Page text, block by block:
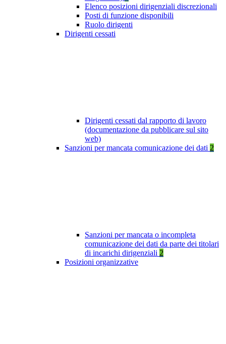
Elenco posizioni dirigenziali discrezionali
Posti di funzione disponibili
Ruolo dirigenti
Dirigenti cessati
Dirigenti cessati dal rapporto di lavoro
(documentazione da pubblicare sul sito
web)
Sanzioni per mancata comunicazione dei dati 2
Sanzioni per mancata o incompleta
comunicazione dei dati da parte dei titolari
di incarichi dirigenziali 2
Posizioni organizzative